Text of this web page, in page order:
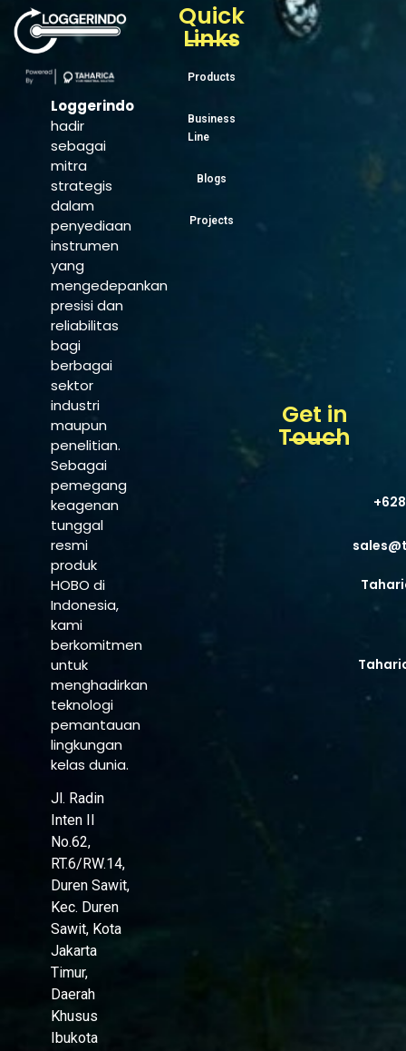
Loggerindo
hadir
sebagai
mitra
strategis
dalam
penyediaan
instrumen
yang
mengedepankan
presisi dan
reliabilitas
bagi
berbagai
sektor
industri
maupun
penelitian.
Sebagai
pemegang
keagenan
tunggal
resmi
produk
HOBO di
Indonesia,
kami
berkomitmen
untuk
menghadirkan
teknologi
pemantauan
lingkungan
kelas dunia.
Jl. Radin
Inten II
No.62,
RT.6/RW.14,
Duren Sawit,
Kec. Duren
Sawit, Kota
Jakarta
Timur,
Daerah
Khusus
Ibukota
Quick
Links
Products
Business
Line
Blogs
Projects
Get in
Touch